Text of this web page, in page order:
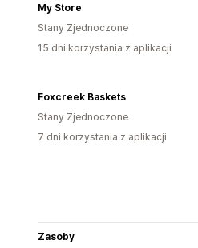
My Store
Stany Zjednoczone
15 dni korzystania z aplikacji
Foxcreek Baskets
Stany Zjednoczone
7 dni korzystania z aplikacji
Zasoby